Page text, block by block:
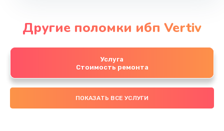
Другие поломки ибп Vertiv
Услуга
Стоимость ремонта
ПОКАЗАТЬ ВСЕ УСЛУГИ